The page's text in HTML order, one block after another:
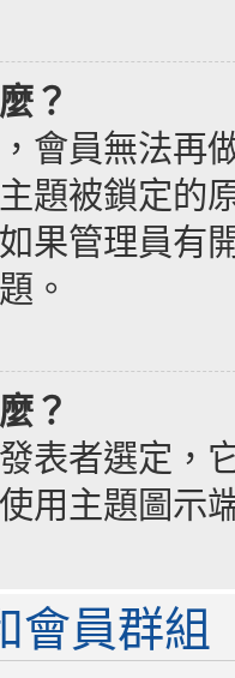
？
會員無法再
題被鎖定的
果管理員有
。
？
表者選定，
用主題圖示
會員群組